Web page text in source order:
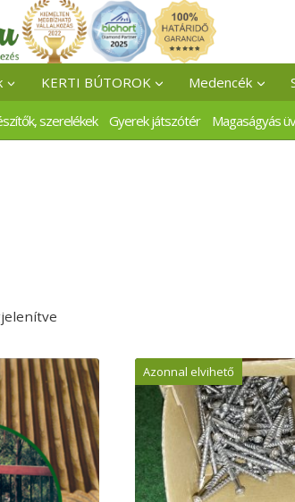
KERTI BÚTOROK Medencék
szerelékek Gyerek játszótér Magaságyás
Azonnal elvihető